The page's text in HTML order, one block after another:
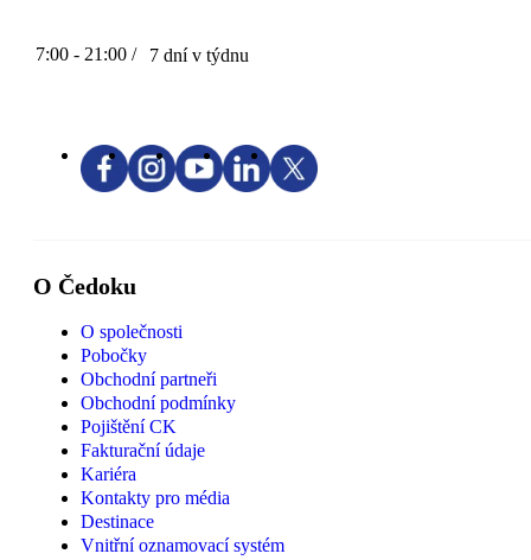
7:00 - 21:00 / 7 dní v týdnu
O Čedoku
O společnosti
Pobočky
Obchodní partneři
Obchodní podmínky
Pojištění CK
Fakturační údaje
Kariéra
Kontakty pro média
Destinace
Vnitřní oznamovací systém